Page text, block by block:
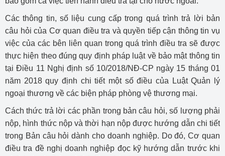
Các thông tin, số liệu cung cấp trong quá trình trả lời bản
câu hỏi của Cơ quan điều tra và quyền tiếp cận thông tin vụ
việc của các bên liên quan trong quá trình điều tra sẽ được
thực hiện theo đúng quy định pháp luật về bảo mật thông tin
tại Điều 11 Nghị định số 10/2018/NĐ-CP ngày 15 tháng 01
năm 2018 quy định chi tiết một số điều của Luật Quản lý
ngoại thương về các biện pháp phòng vệ thương mại.
Cách thức trả lời các phần trong bản câu hỏi, số lượng phải
nộp, hình thức nộp và thời hạn nộp được hướng dẫn chi tiết
trong Bản câu hỏi dành cho doanh nghiệp. Do đó, Cơ quan
điều tra đề nghị doanh nghiệp đọc kỹ hướng dẫn trước khi